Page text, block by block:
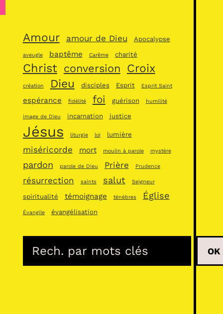
Amour amour de Dieu Apocalypse
aveugle baptême Carême charité
Christ conversion Croix
création Dieu disciples Esprit Esprit Saint
espérance fidélité foi guérison humilité
image de Dieu incarnation justice
Jésus liturgie loi lumière
miséricorde mort moulin à parole mystère
pardon parole de Dieu Prière Prudence
résurrection saints salut Seigneur
spiritualité témoignage ténèbres Église
Évangile évangélisation
OK